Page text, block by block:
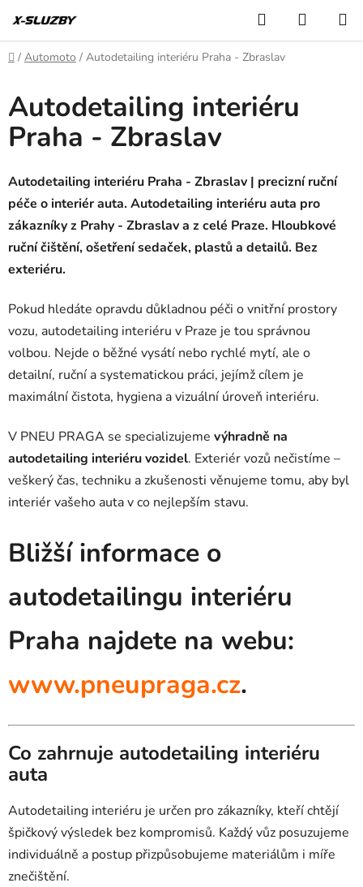
na
obsah
Hledat
KOŠÍK
Domů
/ Automoto / Autodetailing interiéru Praha - Zbraslav
Autodetailing interiéru
Praha - Zbraslav
Autodetailing interiéru Praha - Zbraslav | precizní ruční
péče o interiér auta. Autodetailing interiéru auta pro
zákazníky z Prahy - Zbraslav a z celé Praze. Hloubkové
ruční čištění, ošetření sedaček, plastů a detailů. Bez
exteriéru.
Pokud hledáte opravdu důkladnou péči o vnitřní prostory
vozu, autodetailing interiéru v Praze je tou správnou
volbou. Nejde o běžné vysátí nebo rychlé mytí, ale o
detailní, ruční a systematickou práci, jejímž cílem je
maximální čistota, hygiena a vizuální úroveň interiéru.
V PNEU PRAGA se specializujeme výhradně na
autodetailing interiéru vozidel. Exteriér vozů nečistíme –
veškerý čas, techniku a zkušenosti věnujeme tomu, aby byl
interiér vašeho auta v co nejlepším stavu.
Bližší informace o
autodetailingu interiéru
Praha najdete na webu:
www.pneupraga.cz.
Co zahrnuje autodetailing interiéru
auta
Autodetailing interiéru je určen pro zákazníky, kteří chtějí
špičkový výsledek bez kompromisů. Každý vůz posuzujeme
individuálně a postup přizpůsobujeme materiálům i míře
znečištění.